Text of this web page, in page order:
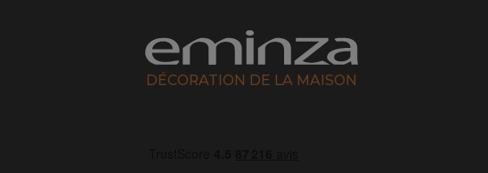
DÉCORATION DE LA MAISON